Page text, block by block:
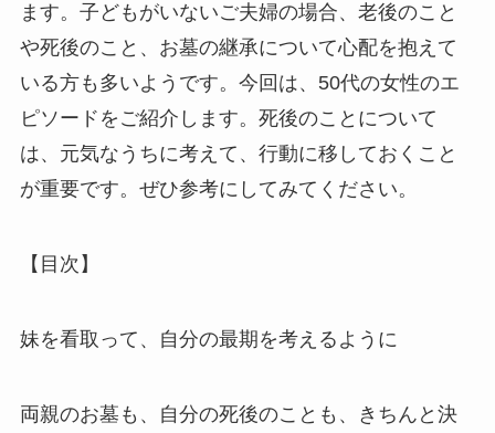
ます。子どもがいないご夫婦の場合、老後のこと
や死後のこと、お墓の継承について心配を抱えて
いる方も多いようです。今回は、50代の女性のエ
ピソードをご紹介します。死後のことについて
は、元気なうちに考えて、行動に移しておくこと
が重要です。ぜひ参考にしてみてください。
【目次】
妹を看取って、自分の最期を考えるように
両親のお墓も、自分の死後のことも、きちんと決